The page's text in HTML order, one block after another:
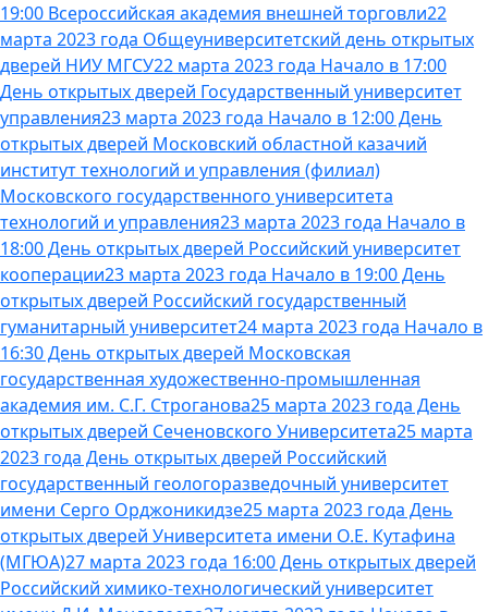
19:00 Всероссийская академия внешней торговли22
марта 2023 года Общеуниверситетский день открытых
дверей НИУ МГСУ22 марта 2023 года Начало в 17:00
День открытых дверей Государственный университет
управления23 марта 2023 года Начало в 12:00 День
открытых дверей Московский областной казачий
институт технологий и управления (филиал)
Московского государственного университета
технологий и управления23 марта 2023 года Начало в
18:00 День открытых дверей Российский университет
кооперации23 марта 2023 года Начало в 19:00 День
открытых дверей Российский государственный
гуманитарный университет24 марта 2023 года Начало в
16:30 День открытых дверей Московская
государственная художественно-промышленная
академия им. С.Г. Строганова25 марта 2023 года День
открытых дверей Сеченовского Университета25 марта
2023 года День открытых дверей Российский
государственный геологоразведочный университет
имени Серго Орджоникидзе25 марта 2023 года День
открытых дверей Университета имени О.Е. Кутафина
(МГЮА)27 марта 2023 года 16:00 День открытых дверей
Российский химико-технологический университет